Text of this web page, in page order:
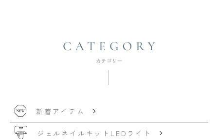
新着アイテム
ジェルネイルキット LEDライト